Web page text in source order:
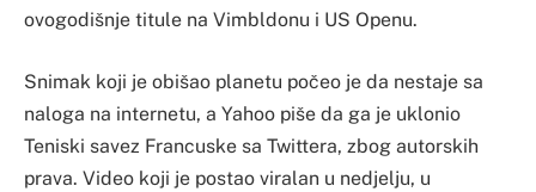
ovogodišnje titule na Vimbldonu i US Openu.
Snimak koji je obišao planetu počeo je da nestaje sa
naloga na internetu, a Yahoo piše da ga je uklonio
Teniski savez Francuske sa Twittera, zbog autorskih
prava. Video koji je postao viralan u nedjelju, u